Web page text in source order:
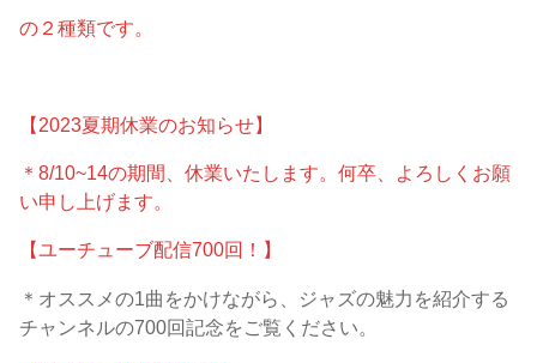
の２種類です。
【2023夏期休業のお知らせ】
＊8/10~14の期間、休業いたします。何卒、よろしくお願
い申し上げます。
【ユーチューブ配信700回！】
＊オススメの1曲をかけながら、ジャズの魅力を紹介する
チャンネルの700回記念をご覧ください。